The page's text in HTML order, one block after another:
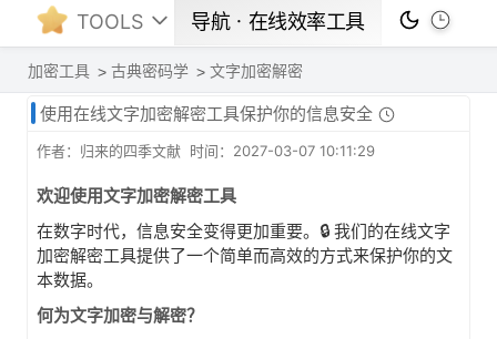
TOOLS 导航ㆍ在线效率工具
加密工具 古典密码学 文字加密解密
使用在线文字加密解密工具保护你的信息安全
作者：归来的四季文献 时间：2027-03-07 10:11:29
欢迎使用文字加密解密工具
在数字时代，信息安全变得更加重要。🔒 我们的在线文字
加密解密工具提供了一个简单而高效的方式来保护你的文
本数据。
何为文字加密与解密？